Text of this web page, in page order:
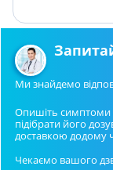
Ми знайдемо
Опишіть симптоми
підібрати його
доставкою додому
Чекаємо вашого